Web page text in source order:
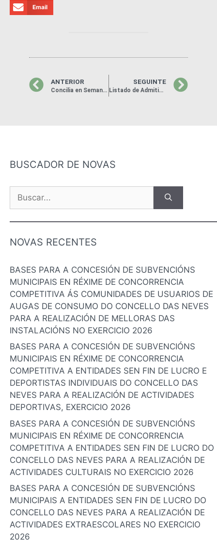
Email
ANTERIOR
Concilia en Semana Santa – 14, 15, 16 e 21 de abril
SEGUINTE
Listado de Admitidos da Feira do Requeixo e Mel 2025
BUSCADOR DE NOVAS
NOVAS RECENTES
BASES PARA A CONCESIÓN DE SUBVENCIÓNS
MUNICIPAIS EN RÉXIME DE CONCORRENCIA
COMPETITIVA ÁS COMUNIDADES DE USUARIOS DE
AUGAS DE CONSUMO DO CONCELLO DAS NEVES
PARA A REALIZACIÓN DE MELLORAS DAS
INSTALACIÓNS NO EXERCICIO 2026
BASES PARA A CONCESIÓN DE SUBVENCIÓNS
MUNICIPAIS EN RÉXIME DE CONCORRENCIA
COMPETITIVA A ENTIDADES SEN FIN DE LUCRO E
DEPORTISTAS INDIVIDUAIS DO CONCELLO DAS
NEVES PARA A REALIZACIÓN DE ACTIVIDADES
DEPORTIVAS, EXERCICIO 2026
BASES PARA A CONCESIÓN DE SUBVENCIÓNS
MUNICIPAIS EN RÉXIME DE CONCORRENCIA
COMPETITIVA A ENTIDADES SEN FIN DE LUCRO DO
CONCELLO DAS NEVES PARA A REALIZACIÓN DE
ACTIVIDADES CULTURAIS NO EXERCICIO 2026
BASES PARA A CONCESIÓN DE SUBVENCIÓNS
MUNICIPAIS A ENTIDADES SEN FIN DE LUCRO DO
CONCELLO DAS NEVES PARA A REALIZACIÓN DE
ACTIVIDADES EXTRAESCOLARES NO EXERCICIO
2026